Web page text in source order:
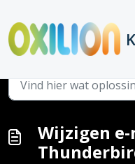
Hoofdpagina ...
Wijzigen